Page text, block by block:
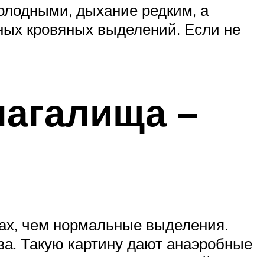
дыхание редким, а
кровяных выделений. Если не
–
чем нормальные выделения.
Такую картину дают анаэробные